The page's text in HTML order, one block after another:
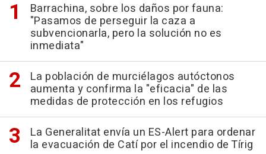
Barrachina, sobre los daños por fauna:
"Pasamos de perseguir la caza a
subvencionarla, pero la solución no es
inmediata"
La población de murciélagos autóctonos
aumenta y confirma la "eficacia" de las
medidas de protección en los refugios
La Generalitat envía un ES-Alert para ordenar
la evacuación de Catí por el incendio de Tírig